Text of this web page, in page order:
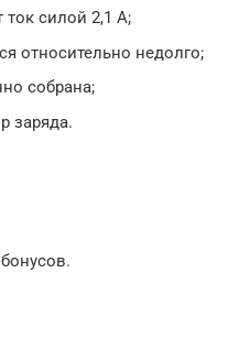
силой 2,1 А;
относительно недолго;
собрана;
заряда.